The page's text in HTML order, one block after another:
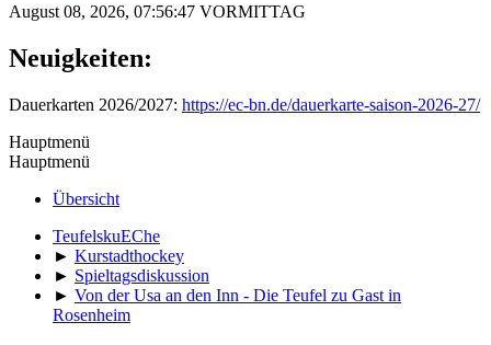
August 08, 2026, 07:56:47 VORMITTAG
Neuigkeiten:
Dauerkarten 2026/2027: https://ec-bn.de/dauerkarte-saison-2026-27/
Hauptmenü
Hauptmenü
Übersicht
TeufelskuEChe
► Kurstadthockey
► Spieltagsdiskussion
► Von der Usa an den Inn - Die Teufel zu Gast in
Rosenheim